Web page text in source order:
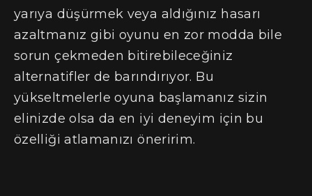
yarıya düşürmek veya aldığınız hasarı
azaltmanız gibi oyunu en zor modda bile
sorun çekmeden bitirebileceğiniz
alternatifler de barındırıyor. Bu
yükseltmelerle oyuna başlamanız sizin
elinizde olsa da en iyi deneyim için bu
özelliği atlamanızı öneririm.